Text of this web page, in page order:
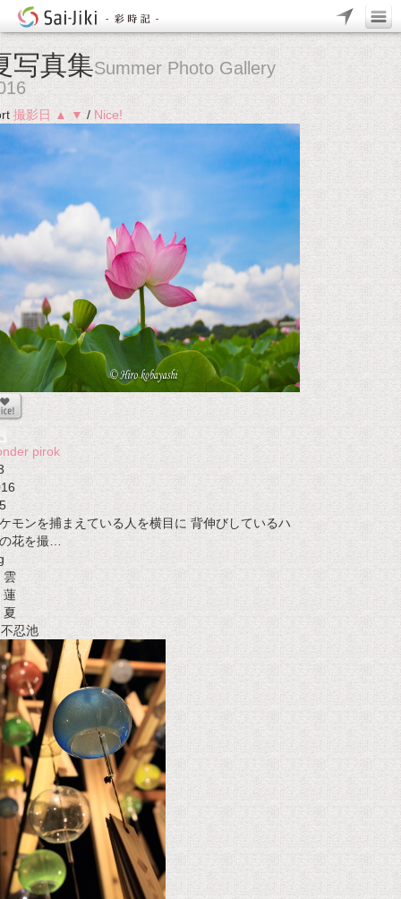
写真集Summer Photo Gallery
撮影日 ▲ ▼ / Nice!
pirok
5
モンを捕まえている人を横目に 背伸びしているハ
花を撮…
雲
蓮
夏
忍池